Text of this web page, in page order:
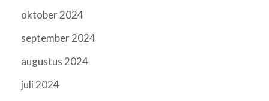
oktober 2024
september 2024
augustus 2024
juli 2024